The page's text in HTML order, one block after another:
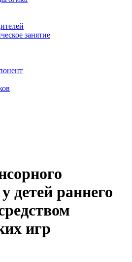
занятие
детей раннего
игр